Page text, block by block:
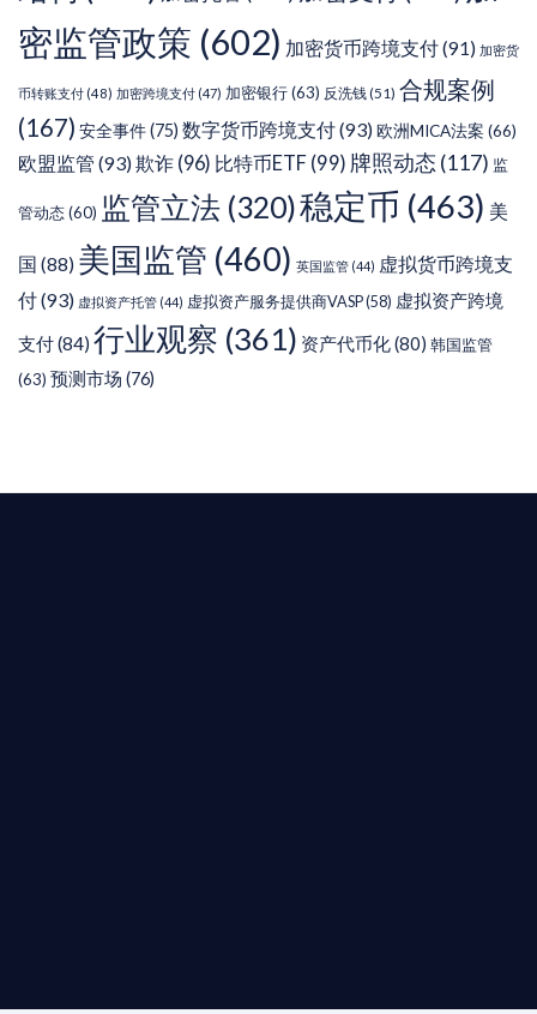
密监管政策 (602) 加密货币跨境支付(91) 加密货
币转账支付 (48) 加密跨境支付 (47) 加密银行(63) 反洗钱(51) 合规案例
(167) 安全事件(75) 数字货币跨境支付(93)欧洲MICA法案 (66)
欧盟监管 (93)欺诈 (96) 比特币ETF (99) 牌照动态 (117) 监
管动态(60) 监管立法 (320)稳定币 (463) 美
国 (88) 美国监管 (460) 英国监管 (44) 虚拟货币跨境支
付(93) 虚拟资产托管 (44) 虚拟资产服务提供商VASP(58) 虚拟资产跨境
支付(84) 行业观察 (361) 资产代币化(80) 韩国监管
(63) 预测市场 (76)